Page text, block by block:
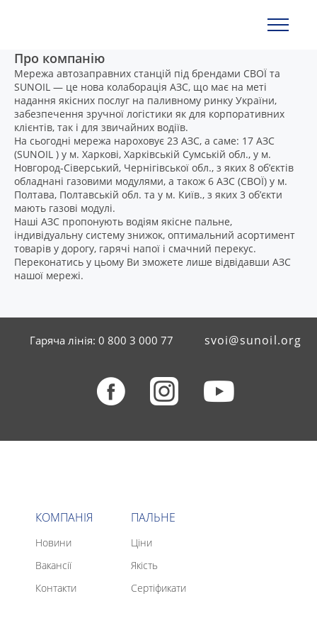
Про компанію
Мережа автозаправних станцій під брендами СВОЇ та
SUNOIL — це нова колаборація АЗС, що має на меті
надання якісних послуг на паливному ринку України,
забезпечення зручної логістики як для корпоративних
клієнтів, так і для звичайних водіїв.
На сьогодні мережа нароховує 23 АЗС, а саме: 17 АЗС
(SUNOIL ) у м. Харкові, Харківській Сумській обл., у м.
Новгород-Сіверський, Чернігівської обл., з яких 8 об’єктів
обладнані газовими модулями, а також 6 АЗС (СВОЇ) у м.
Полтава, Полтавській обл. та у м. Київ., з яких 3 об’єкти
мають газові модулі.
Наші АЗС пропонують водіям якісне пальне,
індивідуальну систему знижок, оптимальний асортимент
товарів у дорогу, гарячі напої і смачний перекус.
Переконатись у цьому Ви зможете лише відвідавши АЗС
нашої мережі.
Гаряча лінія: 0 800 3 000 77 svoi@sunoil.org
КОМПАНІЯ
Новини
Вакансії
Контакти
ПАЛЬНЕ
Ціни
Якість
Сертіфикати